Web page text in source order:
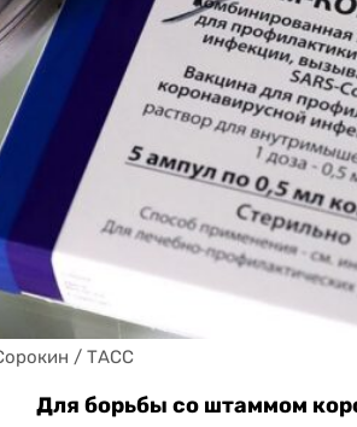
/ ТАСС
Для борьбы со штаммом